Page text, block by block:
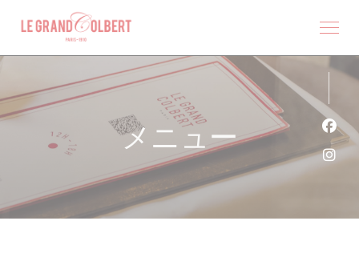
クッキー利用の管理について
メニュー